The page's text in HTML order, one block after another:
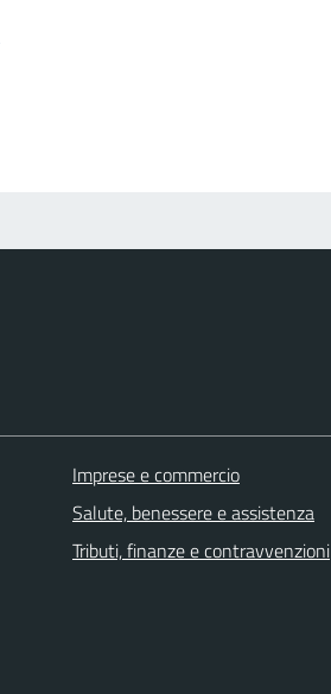
Imprese e commercio
Salute, benessere e assistenza
Tributi, finanze e contravvenzioni